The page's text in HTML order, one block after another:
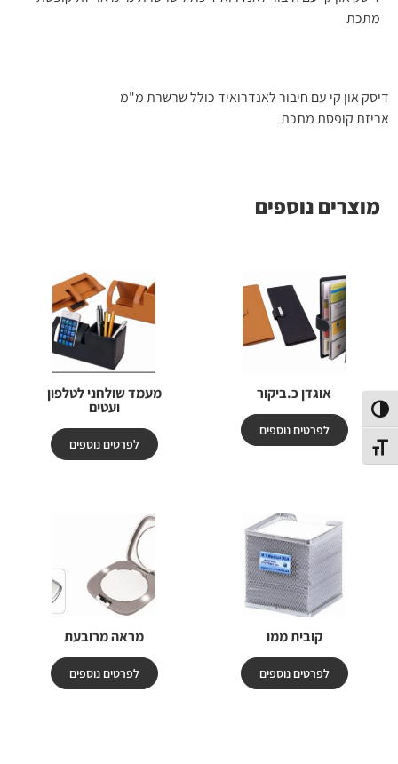
הפעל/כבה ניגודיות גבוהה
מתג גודל גופן
מתכת
דיסק און קי עם חיבור לאנדרואיד כולל שרשרת מ"מ
אריזת קופסת מתכת
מוצרים נוספים
אוגדן כ.ביקור
לפרטים נוספים
מעמד שולחני לטלפון
ועטים
לפרטים נוספים
קובית ממו
לפרטים נוספים
מראה מרובעת
לפרטים נוספים